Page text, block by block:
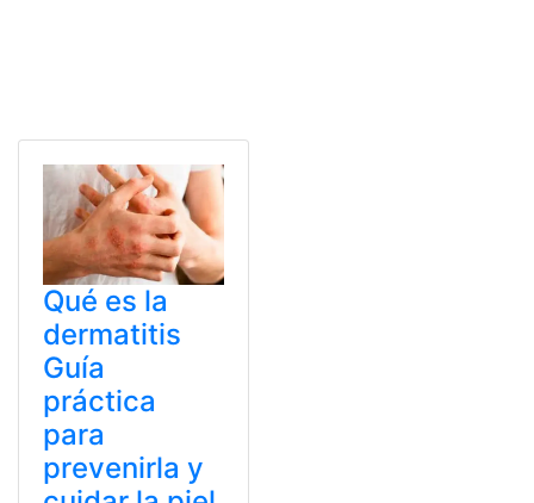
Qué es la
dermatitis
Guía
práctica
para
prevenirla y